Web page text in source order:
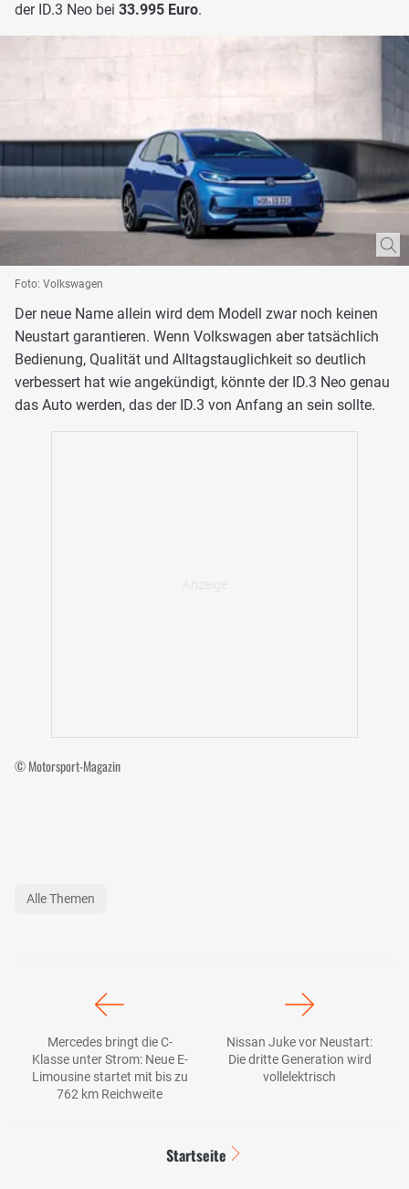
der ID.3 Neo bei 33.995 Euro.
Foto: Volkswagen
Der neue Name allein wird dem Modell zwar noch keinen
Neustart garantieren. Wenn Volkswagen aber tatsächlich
Bedienung, Qualität und Alltagstauglichkeit so deutlich
verbessert hat wie angekündigt, könnte der ID.3 Neo genau
das Auto werden, das der ID.3 von Anfang an sein sollte.
© Motorsport-Magazin
Alle Themen
Mercedes bringt die C-
Klasse unter Strom: Neue E-
Limousine startet mit bis zu
762 km Reichweite
Nissan Juke vor Neustart:
Die dritte Generation wird
vollelektrisch
Startseite